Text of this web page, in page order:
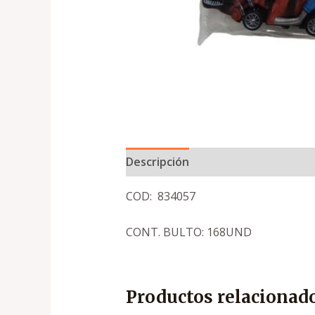
Descripción
COD: 834057
CONT. BULTO: 168UND
Productos